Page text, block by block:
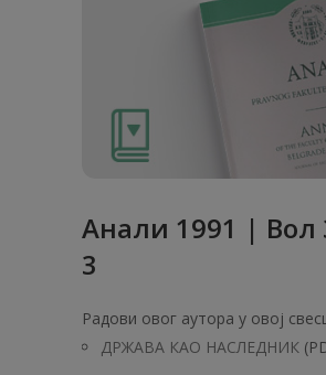
Анaли 1991 | Вол
3
Радови овог аутора у овој
ДРЖАВА КАО НАСЛЕДНИК